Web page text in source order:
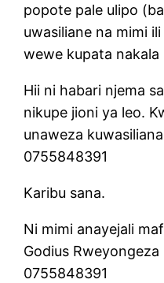
popote pale ulipo
uwasiliane na mimi
wewe kupata nakala
Hii ni habari njema
nikupe jioni ya leo.
unaweza
0755848391
Karibu sana.
Ni mimi anayejali
Godius Rweyongeza
0755848391